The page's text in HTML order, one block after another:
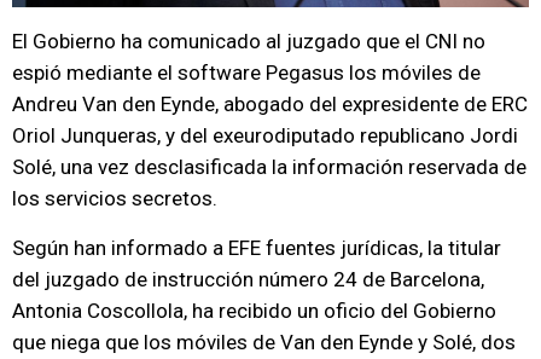
El Gobierno ha comunicado al juzgado que el CNI no
espió mediante el software Pegasus los móviles de
Andreu Van den Eynde, abogado del expresidente de ERC
Oriol Junqueras, y del exeurodiputado republicano Jordi
Solé, una vez desclasificada la información reservada de
los servicios secretos.
Según han informado a EFE fuentes jurídicas, la titular
del juzgado de instrucción número 24 de Barcelona,
Antonia Coscollola, ha recibido un oficio del Gobierno
que niega que los móviles de Van den Eynde y Solé, dos